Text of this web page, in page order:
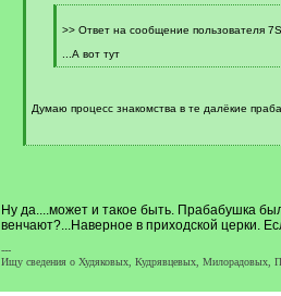
q
>> Ответ на сообщение пользователя
...А вот тут
[
Думаю процесс знакомства в те далёкие
[
Ну да....может и такое быть. Прабабушка
венчают?...Наверное в приходской церки.
---
Ищу сведения о Худяковых, Кудрявцевых, Милорадовых,